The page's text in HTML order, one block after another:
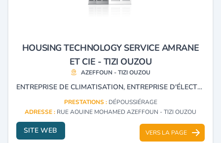
HOUSING TECHNOLOGY SERVICE AMRANE
ET CIE - TIZI OUZOU
AZEFFOUN - TIZI OUZOU
ENTREPRISE DE CLIMATISATION, ENTREPRISE D'ÉLECTRICITÉ ET FILTRATION ET DÉPOUSSIÉRAGE INDUSTRIEL.
PRESTATIONS : DÉPOUSSIÉRAGE
ADRESSE : RUE AOUINE MOHAMED AZEFFOUN - TIZI OUZOU
SITE WEB VERS LA PAGE